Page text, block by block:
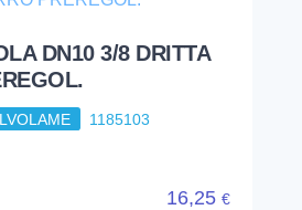
DN10 3/8 DRITTA
1185103
16,25 €